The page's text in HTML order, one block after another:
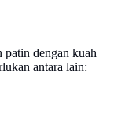
patin dengan kuah
antara lain: